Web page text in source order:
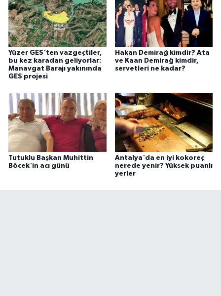
Yüzer GES'ten vazgeçtiler,
bu kez karadan geliyorlar:
Manavgat Barajı yakınında
GES projesi
Hakan Demirağ kimdir? Ata
ve Kaan Demirağ kimdir,
servetleri ne kadar?
Tutuklu Başkan Muhittin
Böcek'in acı günü
Antalya'da en iyi kokoreç
nerede yenir? Yüksek puanlı
yerler